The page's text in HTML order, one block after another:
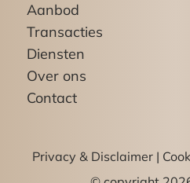
Aanbod
Transacties
Diensten
Over ons
Contact
Privacy & Disclaimer|